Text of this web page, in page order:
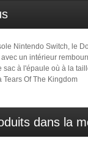
Nintendo Switch, le
un intérieur
sac à l'épaule où à la
Tears Of The Kingdom
dans la